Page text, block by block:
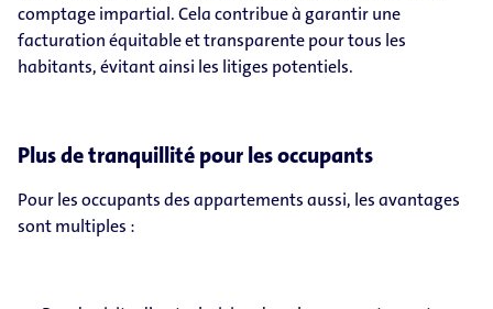
comptage impartial. Cela contribue à garantir une
facturation équitable et transparente pour tous les
habitants, évitant ainsi les litiges potentiels.
Plus de tranquillité pour les occupants
Pour les occupants des appartements aussi, les avantages
sont multiples :